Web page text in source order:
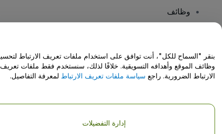
وظائف
مركز المساعدة / اتصل بنا
حقوق النشر © شركة فياجوجو المحدودة 2026
تفاصيل الشركة
بنقر "السماح للكل"، أنت توافق على استخدام ملفات تعريف الارتباط
وظائف الموقع وأهدافه التسويقية. خلافًا لذلك، سنستخدم فقط ملفات تعريف
الارتباط الضرورية. راجع سياسة ملفات تعريف الارتباط لمعرفة التفاصيل.
إدارة التفضيلات